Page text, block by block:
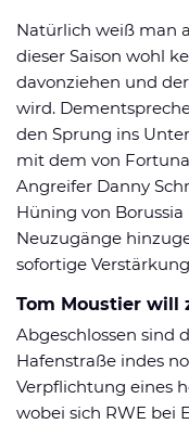
Natürlich weiß man
dieser Saison wohl
davonziehen und
wird.
den Sprung ins
mit dem von
Angreifer Danny
Hüning von
Neuzugänge
sofortige
Tom Moustier will
Abgeschlossen sind
Hafenstraße indes
Verpflichtung eines
wobei sich RWE bei